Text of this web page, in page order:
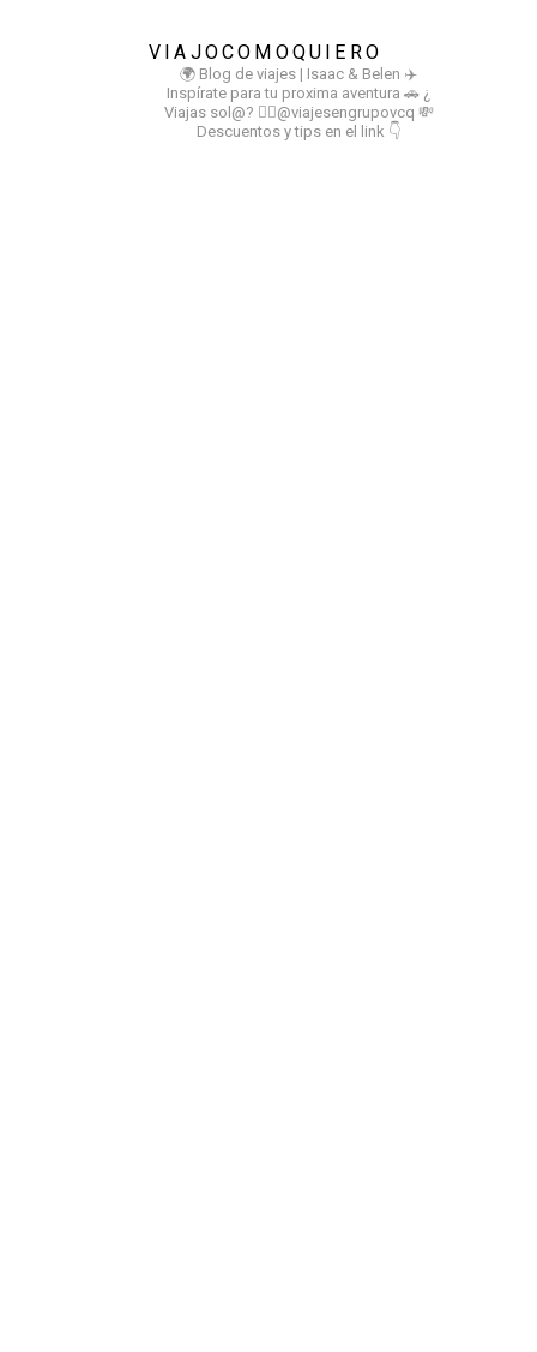
VIAJOCOMOQUIERO
🌍 Blog de viajes | Isaac & Belen ✈️
Inspírate para tu proxima aventura 🚗 ¿
Viajas sol@? 👉🏻@viajesengrupovcq 💸
Descuentos y tips en el link 👇